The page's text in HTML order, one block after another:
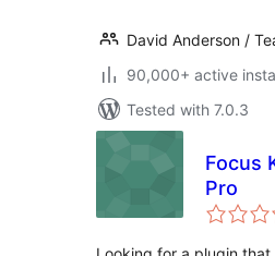
David Anderson /
90,000+ active
Tested with 7.0.3
Focus
Pro